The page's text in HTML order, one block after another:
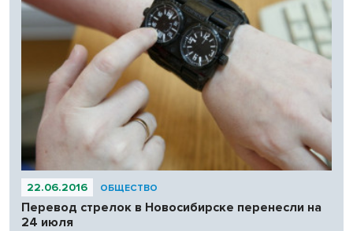
22.06.2016 ОБЩЕСТВО
Перевод стрелок в Новосибирске перенесли на
24 июля